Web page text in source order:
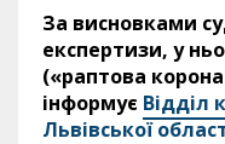
За висновками
експертизи, у
(«раптова
інформує Відділ
Львівської